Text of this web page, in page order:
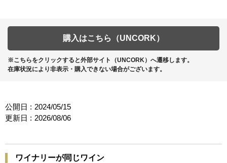
購入はこちら（UNCORK）
※こちらをクリックすると外部サイト（UNCORK）へ遷移します。
在庫状況により非表示・購入できない場合がございます。
公開日 : 2024/05/15
更新日 : 2026/08/06
ワイナリーが同じワイン